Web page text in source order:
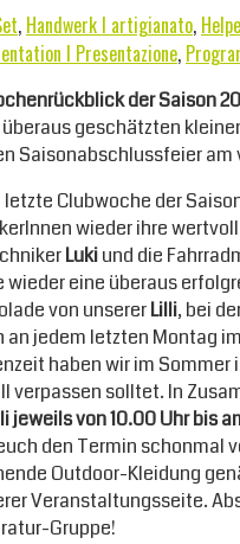
, Handwerk I artigianato,
I Presentazione,
der Saison
geschätzten
Saisonabschlussfeier am
Clubwoche der
wieder ihre
Lukiund die
wieder eine überaus
von unsererLilli, bei
jedem letzten Montag
haben wir im Sommer
verpassen solltet. In
jeweils von 10.00 Uhr bis
den Termin schonmal
Outdoor-Kleidung
Veranstaltungsseite.
Gruppe!